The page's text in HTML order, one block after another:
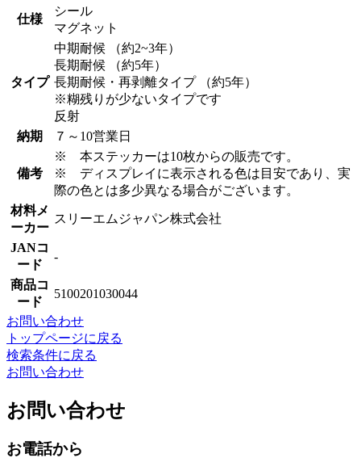
仕様
シール
マグネット
タイプ
中期耐候 （約2~3年）
長期耐候 （約5年）
長期耐候・再剥離タイプ （約5年）
※糊残りが少ないタイプです
反射
納期
７～10営業日
備考
※ 本ステッカーは10枚からの販売です。
※ ディスプレイに表示される色は目安であり、実
際の色とは多少異なる場合がございます。
材料メ
ーカー
スリーエムジャパン株式会社
JANコ
ード
-
商品コ
ード
5100201030044
お問い合わせ
トップページに戻る
検索条件に戻る
お問い合わせ
お問い合わせ
お電話から